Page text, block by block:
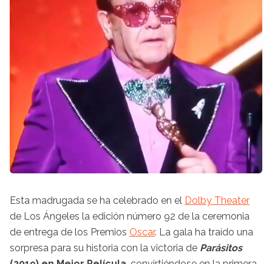
Esta madrugada se ha celebrado en el Dolby Theater
de Los Ángeles la edición número 92 de la ceremonia
de entrega de los Premios Oscar. La gala ha traído una
sorpresa para su historia con la victoria de Parásitos